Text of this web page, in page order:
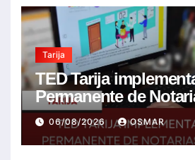
Tarija
TED Tarija
Permanente de
Notarios Electorales
06/08/2026 OSMAR